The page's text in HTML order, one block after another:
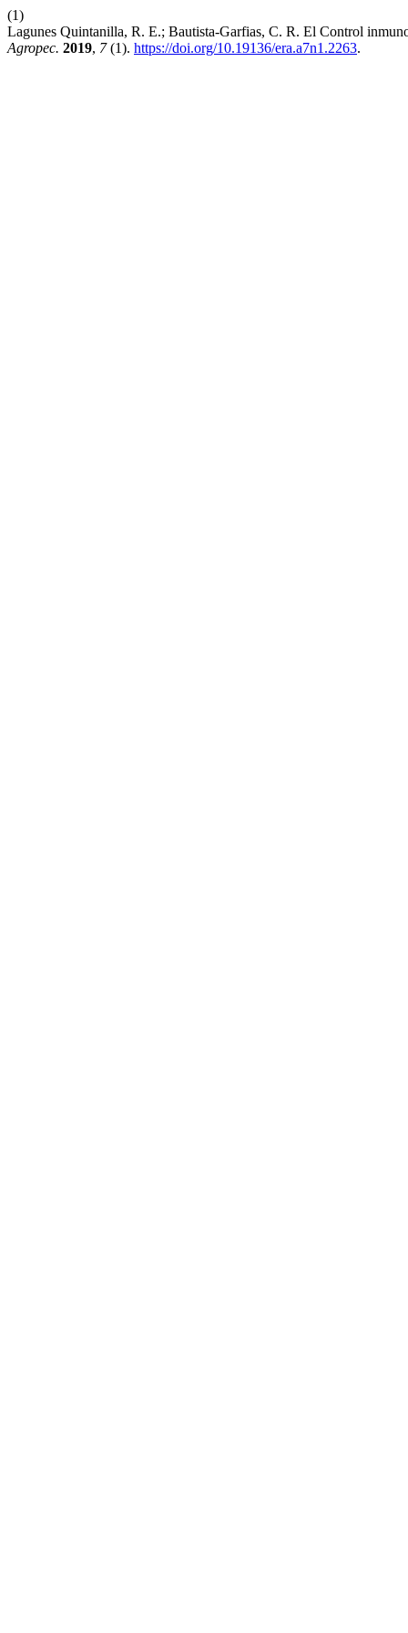
(1)
Lagunes Quintanilla, R. E.; Bautista-Garfias, C. R. El Control
Agropec. 2019, 7(1). https://doi.org/10.19136/era.a7n1.2263.